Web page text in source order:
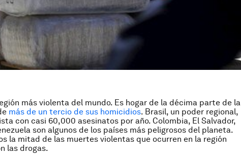
más violenta del mundo. Es hogar de la décima parte de la
más de un tercio de sus homicidios. Brasil, un poder regional,
con casi 60,000 asesinatos por año. Colombia, El Salvador,
son algunos de los países más peligrosos del planeta.
la mitad de las muertes violentas que ocurren en la región
las drogas.